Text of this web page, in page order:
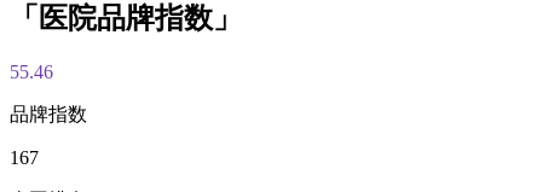
「医院品牌指数」
55.46
品牌指数
167